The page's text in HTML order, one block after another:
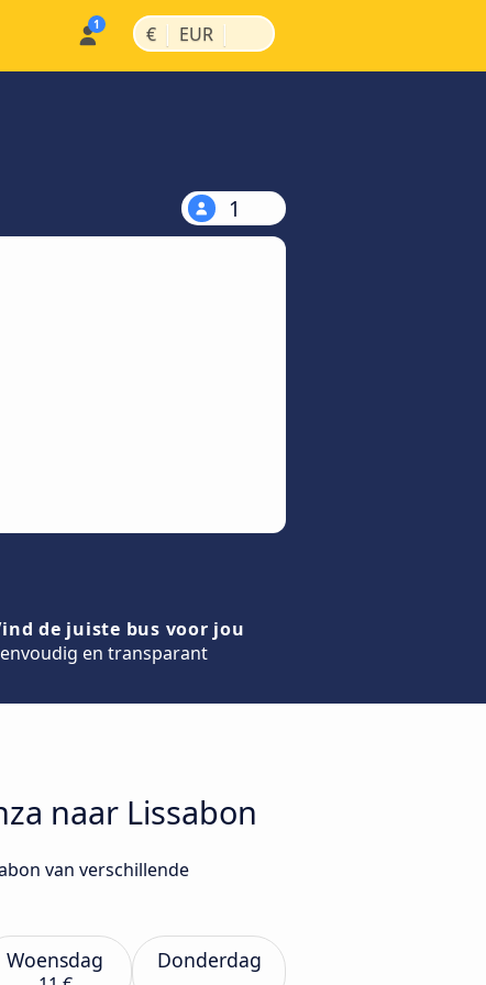
€ | EUR |
1
de juiste bus voor jou
en transparant
naar Lissabon
van verschillende
Woensdag Donderdag